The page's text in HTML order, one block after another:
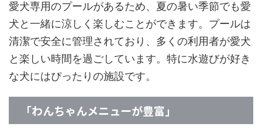
愛犬専用のプールがあるため、夏の暑い季節でも愛
犬と一緒に涼しく楽しむことができます。プールは
清潔で安全に管理されており、多くの利用者が愛犬
と楽しい時間を過ごしています。特に水遊びが好き
な犬にはぴったりの施設です。
「わんちゃんメニューが豊富」